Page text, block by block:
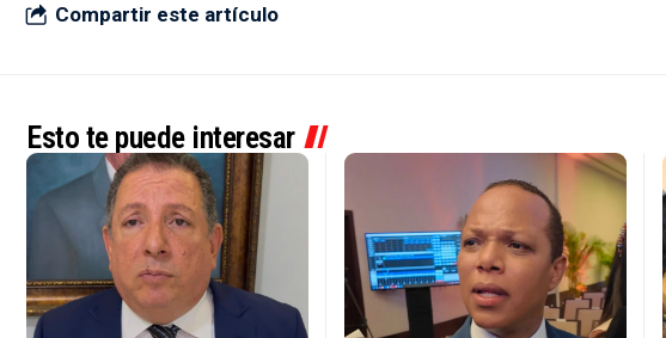
Compartir este artículo
Esto te puede interesar